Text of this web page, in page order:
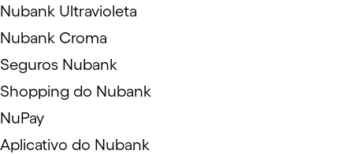
Nubank Ultravioleta
Nubank Croma
Seguros Nubank
Shopping do Nubank
NuPay
Aplicativo do Nubank